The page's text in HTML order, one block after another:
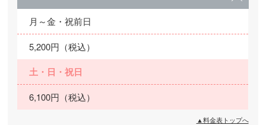
月～金・祝前日
5,200円（税込）
土・日・祝日
6,100円（税込）
▲料金表トップへ